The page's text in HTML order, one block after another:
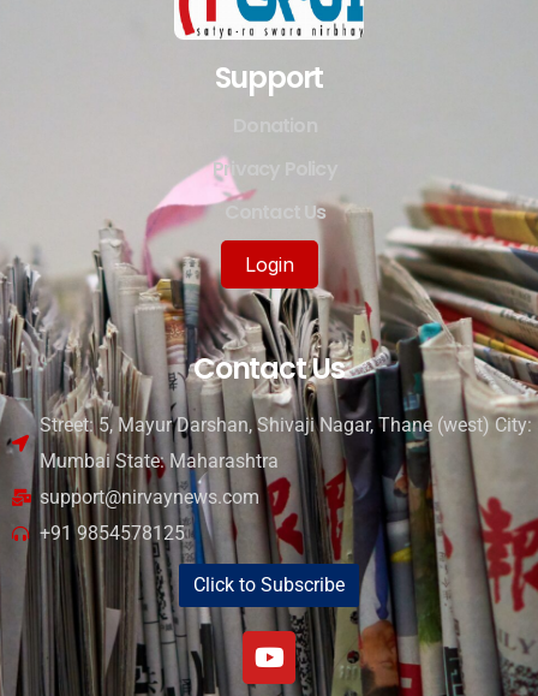
Support
Privacy Policy
Contact Us
Login
Contact Us
Street: 5, Mayur Darshan, Shivaji Nagar, Thane (west) City:
Mumbai State: Maharashtra
support@nirvaynews.com
+91 9854578125
Click to Subscribe